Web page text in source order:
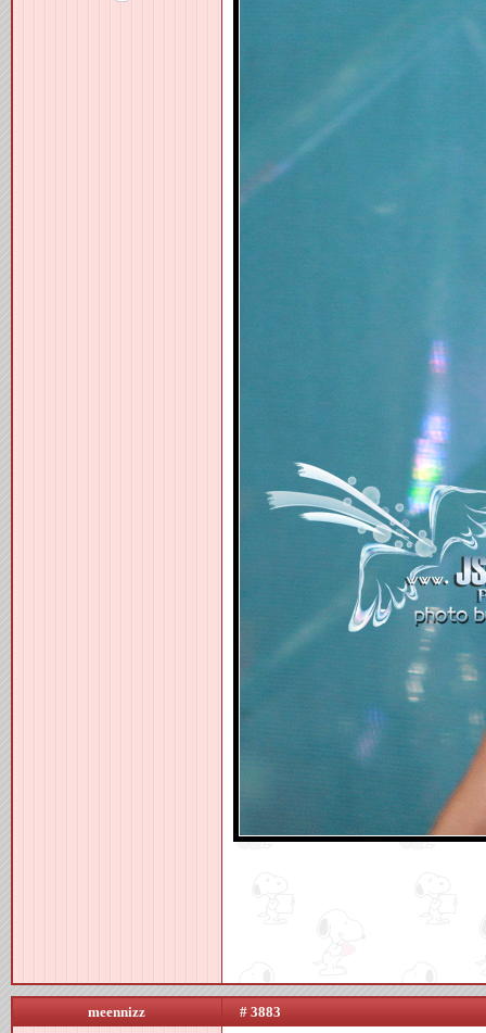
meennizz # 3883